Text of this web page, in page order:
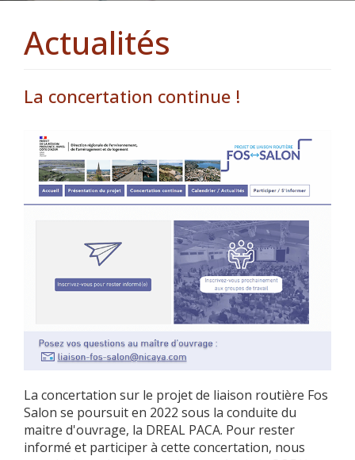
Actualités
La concertation continue !
La concertation sur le projet de liaison routière Fos
Salon se poursuit en 2022 sous la conduite du
maitre d'ouvrage, la DREAL PACA. Pour rester
informé et participer à cette concertation, nous